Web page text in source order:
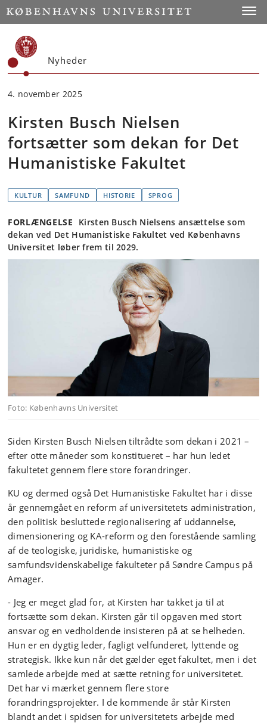
Start
Nyheder
4. november 2025
Kirsten Busch Nielsen
fortsætter som dekan for Det
Humanistiske Fakultet
KULTUR SAMFUND HISTORIE SPROG
FORLÆNGELSE
Kirsten Busch Nielsens ansættelse som
dekan ved Det Humanistiske Fakultet ved Københavns
Universitet løber frem til 2029.
Foto: Københavns Universitet
Siden Kirsten Busch Nielsen tiltrådte som dekan i 2021 –
efter otte måneder som konstitueret – har hun ledet
fakultetet gennem flere store forandringer.
KU og dermed også Det Humanistiske Fakultet har i disse
år gennemgået en reform af universitetets administration,
den politisk besluttede regionalisering af uddannelse,
dimensionering og KA-reform og den forestående samling
af de teologiske, juridiske, humanistiske og
samfundsvidenskabelige fakulteter på Søndre Campus på
Amager.
- Jeg er meget glad for, at Kirsten har takket ja til at
fortsætte som dekan. Kirsten går til opgaven med stort
ansvar og en vedholdende insisteren på at se helheden.
Hun er en dygtig leder, fagligt velfunderet, lyttende og
strategisk. Ikke kun når det gælder eget fakultet, men i det
samlede arbejde med at sætte retning for universitetet.
Det har vi mærket gennem flere store
forandringsprojekter. I de kommende år står Kirsten
blandt andet i spidsen for universitetets arbejde med